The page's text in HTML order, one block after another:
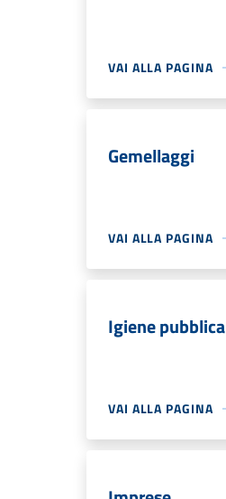
VAI ALLA PAGINA
Gemellaggi
VAI ALLA PAGINA
Igiene pubblica
VAI ALLA PAGINA